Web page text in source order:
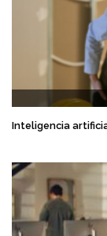
Inteligencia